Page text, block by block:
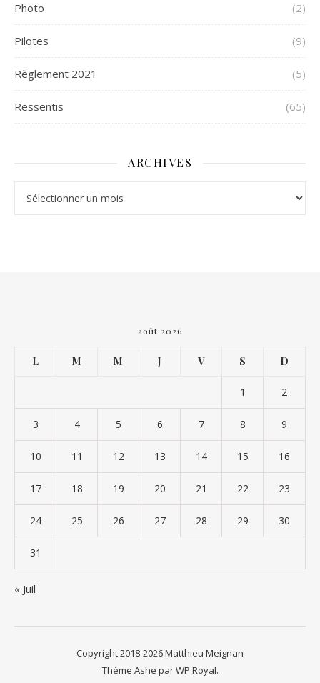
Photo (2)
Pilotes (9)
Règlement 2021 (5)
Ressentis (65)
ARCHIVES
août 2026
L M M J V S D
1 2
3 4 5 6 7 8 9
10 11 12 13 14 15 16
17 18 19 20 21 22 23
24 25 26 27 28 29 30
31
« Juil
Copyright 2018-2026 Matthieu Meignan
Thème Ashe parWP Royal.